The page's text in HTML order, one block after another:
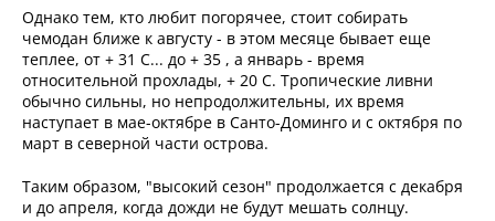
Однако тем, кто любит погорячее, стоит собирать
чемодан ближе к августу - в этом месяце бывает еще
теплее, от + 31 С... до + 35 , а январь - время
относительной прохлады, + 20 С. Тропические ливни
обычно сильны, но непродолжительны, их время
наступает в мае-октябре в Санто-Доминго и с октября по
март в северной части острова.
Таким образом, "высокий сезон" продолжается с декабря
и до апреля, когда дожди не будут мешать солнцу.